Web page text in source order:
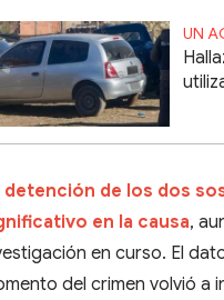
UN
detención de los dos
en la causa,
en curso. El
del crimen volvió a